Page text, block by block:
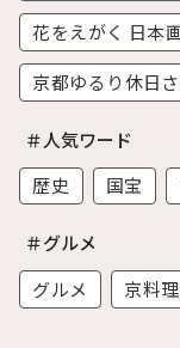
花をえがく 日本
京都ゆるり休日
＃人気ワード
歴史
国宝
＃グルメ
グルメ
京料理